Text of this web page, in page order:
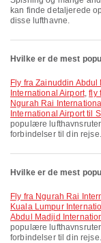
kan finde detaljerede
disse lufthavne.
Hvilke er de mest
fly fra Zainuddin Abdul Madjid International Airport til Kuala Lumpur
International Airport,fly
Ngurah Rai
International Airport til
populære
forbindelser til din rejse.
Hvilke er de mest
fly fra Ngurah Rai
Kuala Lumpur
Abdul Madjid
populære
forbindelser til din rejse.